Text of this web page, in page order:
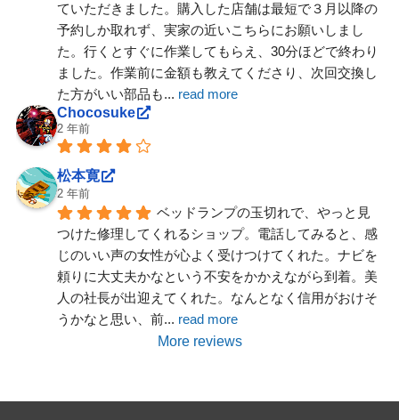
ていただきました。購入した店舗は最短で３月以降の
予約しか取れず、実家の近いこちらにお願いしまし
た。行くとすぐに作業してもらえ、30分ほどで終わり
ました。作業前に金額も教えてくださり、次回交換し
た方がいい部品も... read more
Chocosuke
2 年前
松本寛
2 年前
ベッドランプの玉切れで、やっと見
つけた修理してくれるショップ。電話してみると、感
じのいい声の女性が心よく受けつけてくれた。ナビを
頼りに大丈夫かなという不安をかかえながら到着。美
人の社長が出迎えてくれた。なんとなく信用がおけそ
うかなと思い、前... read more
More reviews